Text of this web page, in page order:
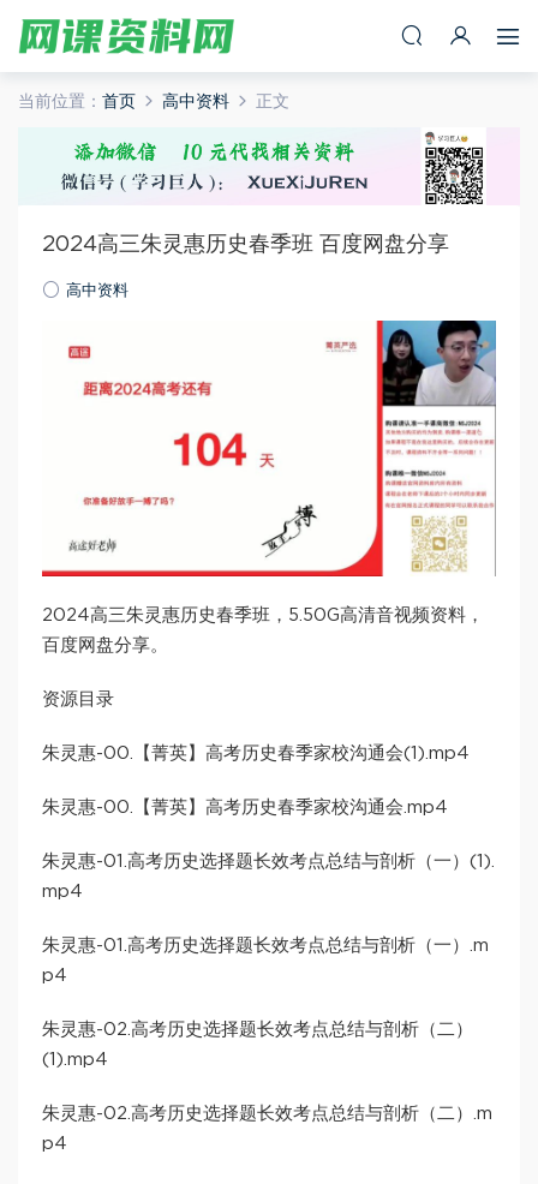
当前位置： 首页 高中资料 正文
2024高三朱灵惠历史春季班 百度网盘分享
高中资料
2024高三朱灵惠历史春季班，5.50G高清音视频资料，
百度网盘分享。
资源目录
朱灵惠-00.【菁英】高考历史春季家校沟通会(1).mp4
朱灵惠-00.【菁英】高考历史春季家校沟通会.mp4
朱灵惠-01.高考历史选择题长效考点总结与剖析（一）(1).
mp4
朱灵惠-01.高考历史选择题长效考点总结与剖析（一）.m
p4
朱灵惠-02.高考历史选择题长效考点总结与剖析（二）
(1).mp4
朱灵惠-02.高考历史选择题长效考点总结与剖析（二）.m
p4